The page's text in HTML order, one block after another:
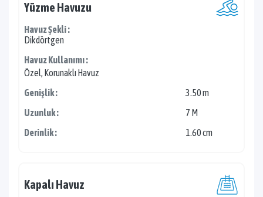
Yüzme Havuzu
Havuz Şekli :
Dikdörtgen
Havuz Kullanımı :
Özel, Korunaklı Havuz
Genişlik :
3.50 m
Uzunluk :
7 M
Derinlik :
1.60 cm
Kapalı Havuz